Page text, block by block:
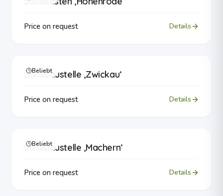
Price on request Details
Beliebt
Sandbaustelle ‚Zwickau‘
Price on request Details
Beliebt
Sandbaustelle ‚Machern‘
Price on request Details